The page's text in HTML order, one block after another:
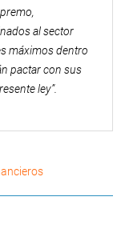
al sector
máximos dentro
pactar con sus
ley”.